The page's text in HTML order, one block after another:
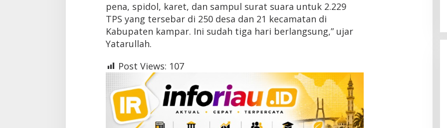
pena, spidol, karet, dan sampul surat suara untuk 2.229
TPS yang tersebar di 250 desa dan 21 kecamatan di
Kabupaten kampar. Ini sudah tiga hari berlangsung,” ujar
Yatarullah.
Post Views: 107